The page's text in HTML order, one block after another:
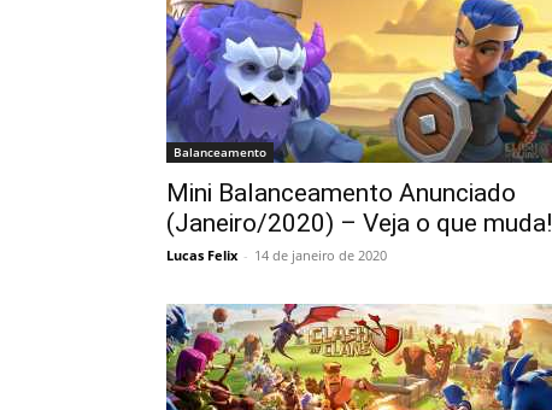
Balanceamento
Mini Balanceamento Anunciado
(Janeiro/2020) – Veja o que muda!
Lucas Felix - 14 de janeiro de 2020